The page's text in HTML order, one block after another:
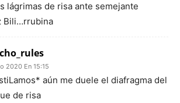
lágrimas de risa ante semejante
Bili…rrubina
2020 En 15:15
aún me duele el diafragma del
de risa